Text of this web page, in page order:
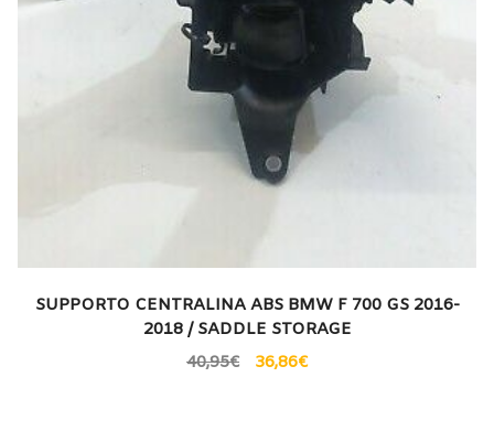
SUPPORTO CENTRALINA ABS BMW F 700 GS 2016-
2018 / SADDLE STORAGE
40,95€ 36,86€